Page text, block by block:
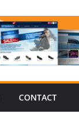
CONTACT